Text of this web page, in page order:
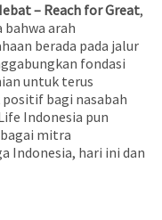
– Reach for Great,
arah
berada pada jalur
fondasi
untuk terus
bagi nasabah
Indonesia pun
mitra
Indonesia, hari ini dan